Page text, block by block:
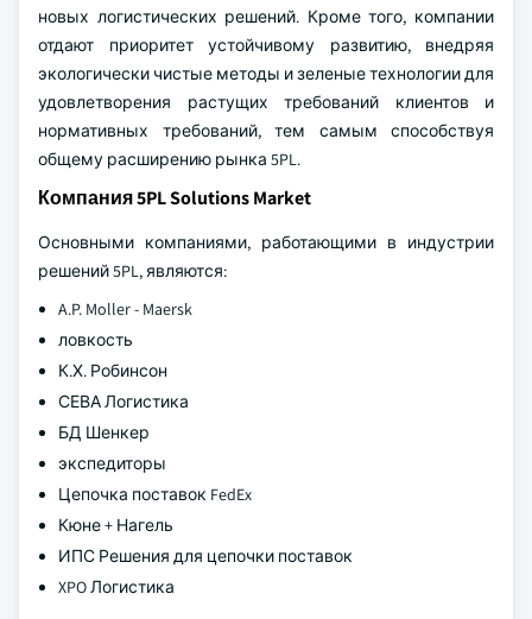
новых логистических решений. Кроме того, компании
отдают приоритет устойчивому развитию, внедряя
экологически чистые методы и зеленые технологии для
удовлетворения растущих требований клиентов и
нормативных требований, тем самым способствуя
общему расширению рынка 5PL.
Компания 5PL Solutions Market
Основными компаниями, работающими в индустрии
решений 5PL, являются:
A.P. Moller - Maersk
ловкость
К.Х. Робинсон
СЕВА Логистика
БД Шенкер
экспедиторы
Цепочка поставок FedEx
Кюне + Нагель
ИПС Решения для цепочки поставок
XPO Логистика